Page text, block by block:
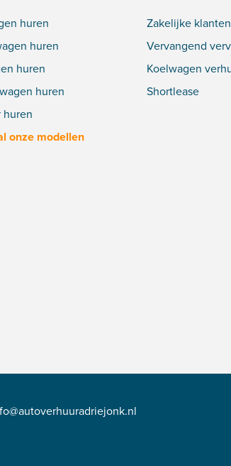
huren
huren
huren
huren
huren
onze modellen
Zakelijke klanten
Vervangend
Koelwagen
Shortlease